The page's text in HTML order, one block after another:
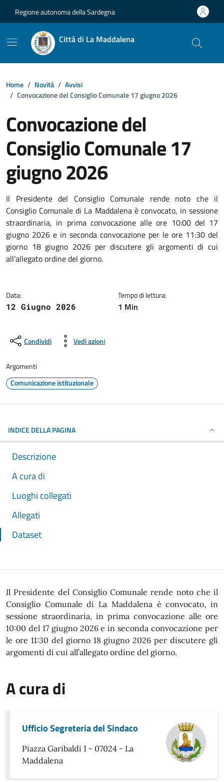
Regione autonoma della Sardegna
Città di La Maddalena
Home Novità
Avvisi
Convocazione del Consiglio Comunale 17 giugno 2026
Convocazione del
Consiglio Comunale 17
giugno 2026
Dettagli della notizia
Il Presidente del Consiglio Comunale rende noto che il
Consiglio Comunale di La Maddalena è convocato, in sessione
straordinaria, in prima convocazione alle ore 10:00 del 17
giugno 2026 e in seconda convocazione per le ore 11:30 del
giorno 18 giugno 2026 per discutere gli argomenti di cui
all’allegato ordine del giorno.
Data:
12 Giugno 2026
Tempo di lettura:
1 Min
Condividi Vedi azioni
Argomenti
Comunicazione istituzionale
INDICE DELLA PAGINA
Descrizione
A cura di
Luoghi collegati
Allegati
Dataset
Il Presidente del Consiglio Comunale rende noto che il
Consiglio Comunale di La Maddalena è convocato, in
sessione straordinaria, in prima convocazione alle ore
10:00 del 17 giugno 2026 e in seconda convocazione per
le ore 11:30 del giorno 18 giugno 2026 per discutere gli
argomenti di cui all’allegato ordine del giorno.
A cura di
Ufficio Segreteria del Sindaco
Piazza Garibaldi 1 - 07024 - La
Maddalena